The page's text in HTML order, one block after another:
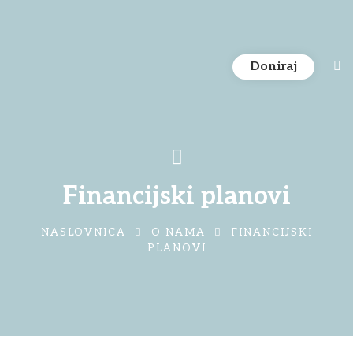
Doniraj
Financijski planovi
NASLOVNICA O NAMA
FINANCIJSKI
PLANOVI